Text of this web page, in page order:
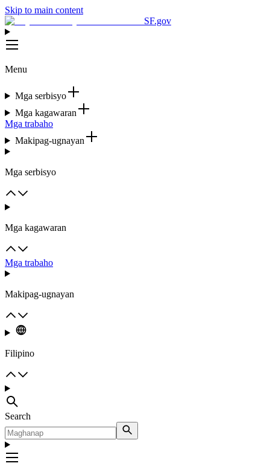
Skip to main content
SF.gov
Menu
Mga serbisyo
Mga kagawaran
Mga trabaho
Makipag-ugnayan
Mga serbisyo
Mga kagawaran
Mga trabaho
Makipag-ugnayan
Filipino
Search